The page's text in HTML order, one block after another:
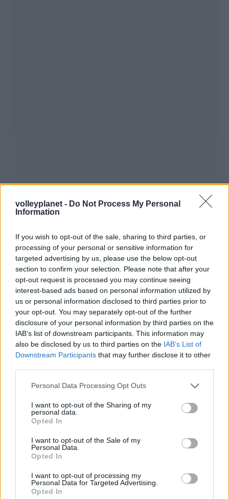
volleyplanet - Do Not Process My Personal
Information
If you wish to opt-out of the sale, sharing to third parties, or
processing of your personal or sensitive information for
targeted advertising by us, please use the below opt-out
section to confirm your selection. Please note that after your
opt-out request is processed you may continue seeing
interest-based ads based on personal information utilized by
us or personal information disclosed to third parties prior to
your opt-out. You may separately opt-out of the further
disclosure of your personal information by third parties on the
IAB’s list of downstream participants. This information may
also be disclosed by us to third parties on the IAB’s List of
Downstream Participants that may further disclose it to other
Please note that this website/app uses one or more Google
not limited to your visit or usage behaviour. You may click to
grant or deny consent to Google and its third-party tags to
use your data for below specified purposes in below Google
consent section.
Personal Data Processing Opt Outs
I want to opt-out of the Sharing of my
personal data.
Opted In
I want to opt-out of the Sale of my
Personal Data.
Opted In
I want to opt-out of processing my
Personal Data for Targeted Advertising.
Opted In